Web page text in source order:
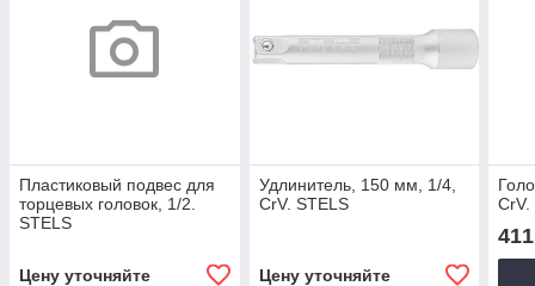
Пластиковый подвес для
торцевых головок, 1/2.
STELS
Цену уточняйте
Удлинитель, 150 мм, 1/4,
CrV. STELS
Цену уточняйте
CrV.
411